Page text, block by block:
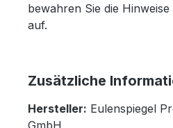
bewahren Sie die
auf.
Zusätzliche
Hersteller: Eulenspiegel
GmbH